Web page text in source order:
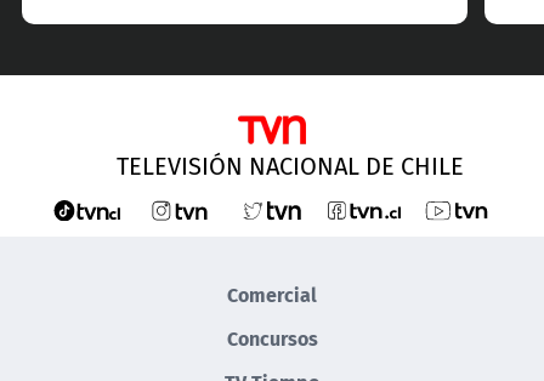
TELEVISIÓN NACIONAL DE CHILE
Comercial
Concursos